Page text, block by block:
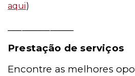
aqui)
Prestação de serviços
Encontre as melhores